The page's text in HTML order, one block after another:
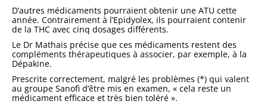
D’autres médicaments pourraient obtenir une ATU cette
année. Contrairement à l’Epidyolex, ils pourraient contenir
de la THC avec cinq dosages différents.
Le Dr Mathais précise que ces médicaments restent des
compléments thérapeutiques à associer, par exemple, à la
Dépakine.
Prescrite correctement, malgré les problèmes (*) qui valent
au groupe Sanofi d’être mis en examen, « cela reste un
médicament efficace et très bien toléré ».